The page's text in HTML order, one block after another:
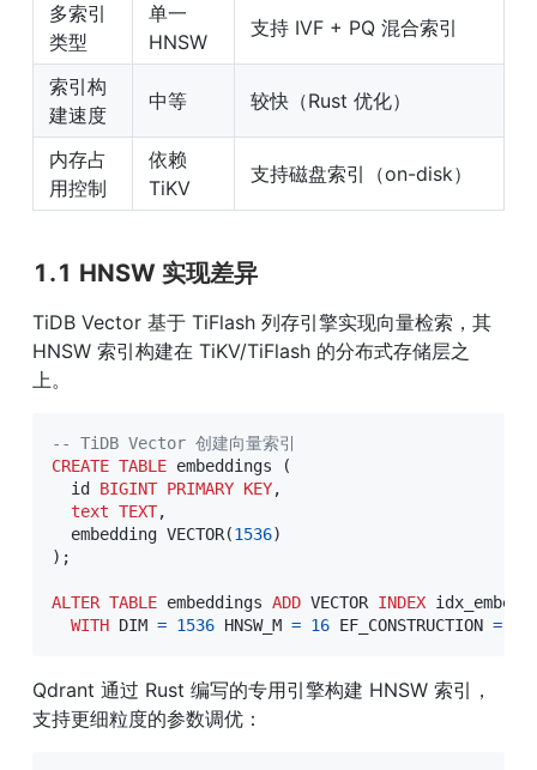
多索引
类型
单一
HNSW
支持 IVF + PQ 混合索引
索引构
建速度
中等 较快（Rust 优化）
内存占
用控制
依赖
TiKV
支持磁盘索引（on-disk）
1.1 HNSW 实现差异
TiDB Vector 基于 TiFlash 列存引擎实现向量检索，其
HNSW 索引构建在 TiKV/TiFlash 的分布式存储层之
上。
-- TiDB Vector 创建向量索引
CREATE TABLE embeddings
(
  id
BIGINT PRIMARY KEY,
text TEXT,
  embedding VECTOR
(1536)
) ;
ALTER TABLE embeddings ADD VECTOR INDEX
WITH DIM = 1536 HNSW_M = 16 EF_CONSTRUCTION =
Qdrant 通过 Rust 编写的专用引擎构建 HNSW 索引，
支持更细粒度的参数调优：